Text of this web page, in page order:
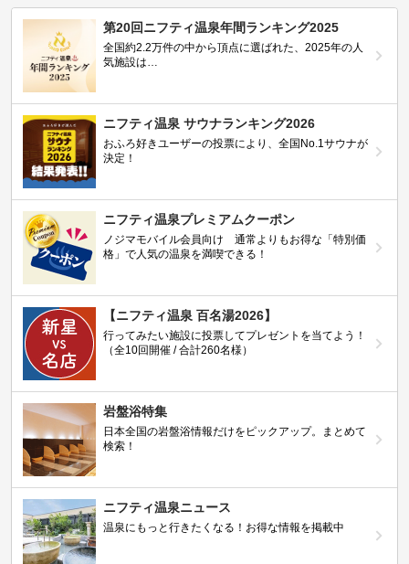
第20回ニフティ温泉年間ランキング2025
全国約2.2万件の中から頂点に選ばれた、2025年の人
気施設は…
ニフティ温泉 サウナランキング2026
おふろ好きユーザーの投票により、全国No.1サウナが
決定！
ニフティ温泉プレミアムクーポン
ノジマモバイル会員向け 通常よりもお得な「特別価
格」で人気の温泉を満喫できる！
【ニフティ温泉 百名湯2026】
行ってみたい施設に投票してプレゼントを当てよう！
（全10回開催 / 合計260名様）
岩盤浴特集
日本全国の岩盤浴情報だけをピックアップ。まとめて
検索！
ニフティ温泉ニュース
温泉にもっと行きたくなる！お得な情報を掲載中